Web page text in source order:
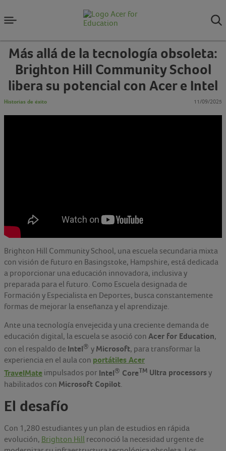
Más allá de la tecnología obsoleta:
Brighton Hill Community School
libera su potencial con Acer e Intel
Historias de éxito 11/09/2025
Brighton Hill Community School, una escuela secundaria mixta
con visión de futuro en Basingstoke, Hampshire, está dedicada
a proporcionar una educación innovadora, inclusiva y
preparada para el futuro. Como Escuela designada de
Formación y Especialista en Deportes, busca constantemente
formas de mejorar la enseñanza y el aprendizaje.
Ante una tecnología envejecida y una creciente demanda de
educación digital, la escuela se asoció con Acer for Education,
con el respaldo de Intel® y Microsoft, para transformar la
experiencia en el aula con portátiles Acer
TravelMate impulsados por Intel® CoreTM Ultra processors y
habilitados con Microsoft Copilot.
El desafío
Con 1,280 estudiantes y un plan de estudios en rápida
evolución, Brighton Hill reconoció la necesidad urgente de